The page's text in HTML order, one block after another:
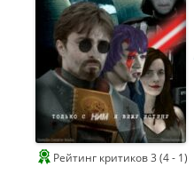
и
м
з
ы
Рейтинг критиков 3 (4 - 1)